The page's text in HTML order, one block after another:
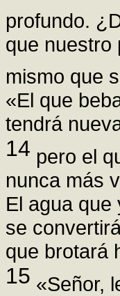
profundo.
que nuestro
mismo que
«El que
tendrá
14 pero el
nunca más
El agua que
se
que brotará
15 «Señor,